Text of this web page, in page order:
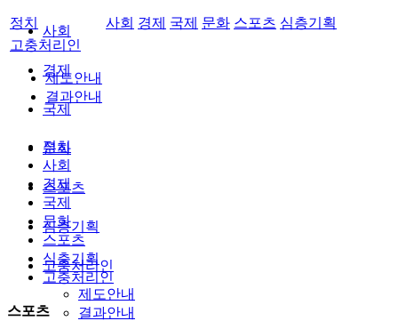
사회
경제
국제
문화
스포츠
심층기획
고충처리인
제도안내
결과안내
정치 사회 경제 국제 문화 스포츠 심층기획
고충처리인
제도안내
결과안내
정치
사회
경제
국제
문화
스포츠
심층기획
고충처리인
스포츠